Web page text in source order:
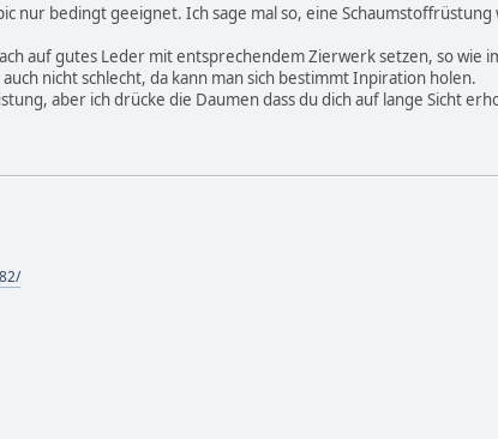
nur bedingt geeignet. Ich sage mal so, eine
auf gutes Leder mit entsprechendem Zierwerk setzen, so wie
nicht schlecht, da kann man sich bestimmt Inpiration holen.
aber ich drücke die Daumen dass du dich auf lange Sicht